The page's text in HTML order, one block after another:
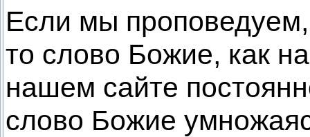
Если мы
то слово Божие, как
нашем сайте
слово Божие